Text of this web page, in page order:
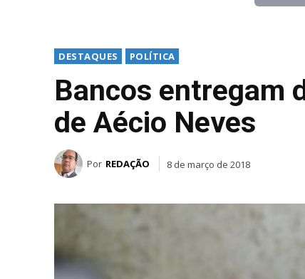
DESTAQUES POLÍTICA
Bancos entregam
de Aécio Neves
Por REDAÇÃO 8 de março de 2018